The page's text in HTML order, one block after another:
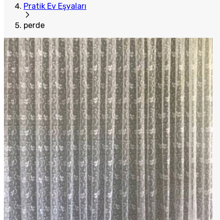
Pratik Ev Eşyaları
perde